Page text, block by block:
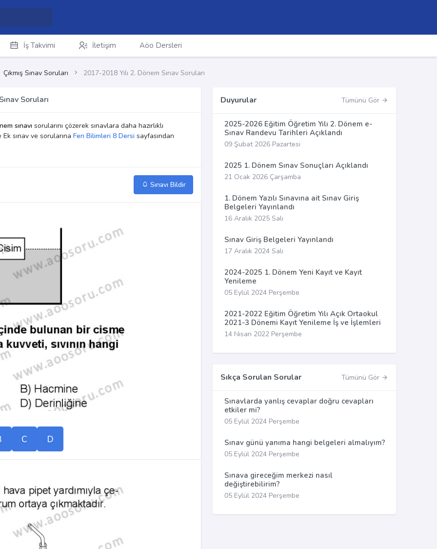
İş Takvimi İletişim Aöo Dersleri
Çıkmış Sınav Soruları 2017-2018 Yılı 2. Dönem Sınav Soruları
Soruları
sınavı sorularını çözerek sınavlara daha hazırlıklı
sınav ve sorularına Fen Bilimleri 8 Dersi sayfasından
Sınavı Bildir
C D
Duyurular Tümünü Gör
2025-2026 Eğitim Öğretim Yılı 2. Dönem e-
Sınav Randevu Tarihleri Açıklandı
09 Şubat 2026 Pazartesi
2025 1. Dönem Sınav Sonuçları Açıklandı
21 Ocak 2026 Çarşamba
1. Dönem Yazılı Sınavına ait Sınav Giriş
Belgeleri Yayınlandı
16 Aralık 2025 Salı
Sınav Giriş Belgeleri Yayınlandı
17 Aralık 2024 Salı
2024-2025 1. Dönem Yeni Kayıt ve Kayıt
Yenileme
05 Eylül 2024 Perşembe
2021-2022 Eğitim Öğretim Yılı Açık Ortaokul
2021-3 Dönemi Kayıt Yenileme İş ve İşlemleri
14 Nisan 2022 Perşembe
Sıkça Sorulan Sorular Tümünü Gör
Sınavlarda yanlış cevaplar doğru cevapları
etkiler mi?
05 Eylül 2024 Perşembe
Sınav günü yanıma hangi belgeleri almalıyım?
05 Eylül 2024 Perşembe
Sınava gireceğim merkezi nasıl
değiştirebilirim?
05 Eylül 2024 Perşembe